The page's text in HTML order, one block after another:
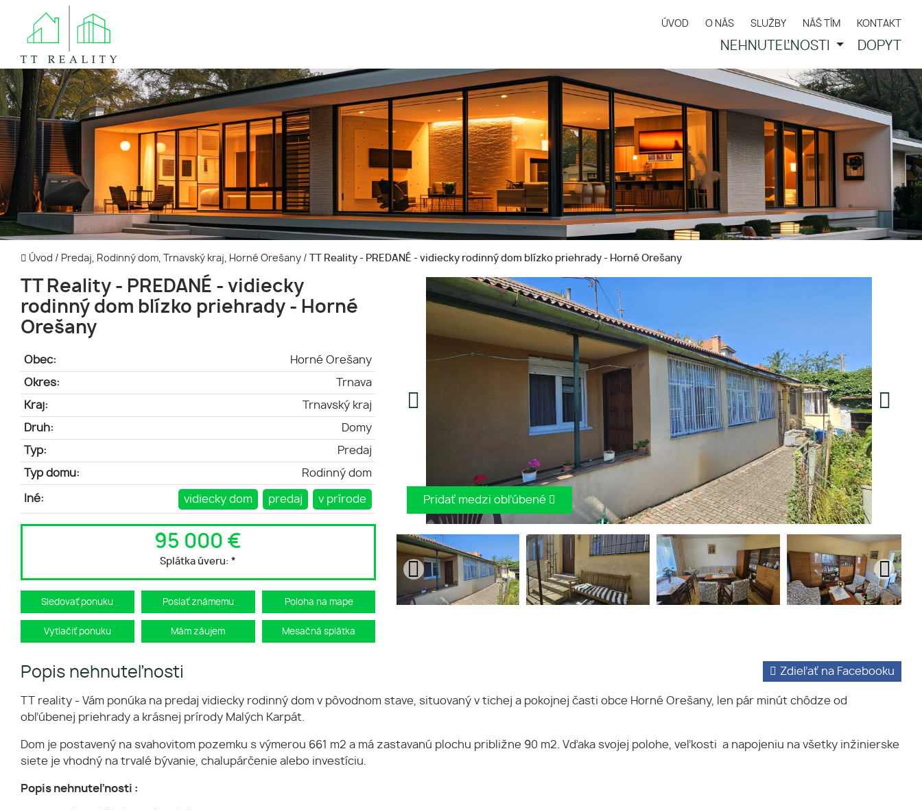
ÚVOD O NÁS SLUŽBY NÁŠ TÍM KONTAKT
NEHNUTEĽNOSTI DOPYT
Úvod / Predaj, Rodinný dom, Trnavský kraj, Horné Orešany / TT Reality - PREDANÉ - vidiecky rodinný dom blízko priehrady - Horné Orešany
TT Reality - PREDANÉ - vidiecky
rodinný dom blízko priehrady - Horné
Orešany
Obec: Horné Orešany
Okres: Trnava
Kraj: Trnavský kraj
Druh: Domy
Typ: Predaj
Typ domu: Rodinný dom
Iné: vidiecky dom predaj v prírode
95 000 €
Splátka úveru:*
Sledovať ponuku Poslať známemu Poloha na mape
Vytlačiť ponuku Mám záujem Mesačná splátka
Pridať medzi obľúbené
Popis nehnuteľnosti Zdieľať na Facebooku
TT reality - Vám ponúka na predaj vidiecky rodinný dom v pôvodnom stave, situovaný v tichej a pokojnej časti obce Horné Orešany, len pár minút chôdze od
obľúbenej priehrady a krásnej prírody Malých Karpát.
Dom je postavený na svahovitom pozemku s výmerou 661 m2 a má zastavanú plochu približne 90 m2. Vďaka svojej polohe, veľkosti a napojeniu na všetky inžinierske
siete je vhodný na trvalé bývanie, chalupárčenie alebo investíciu.
Popis nehnuteľnosti :